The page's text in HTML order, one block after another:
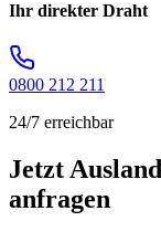
Ihr direkter Draht
0800 212 211
24/7 erreichbar
Jetzt
anfragen